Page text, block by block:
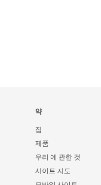
약
집
제품
우리 에 관한 것
사이트 지도